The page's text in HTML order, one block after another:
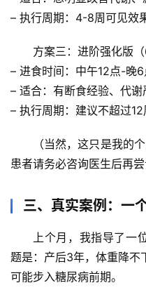
万
人
体
奥
秘
历
案
宙
天
– 执行周期：4-8周可见效
方案三：进阶强化版（
– 进食时间：中午12点-晚6
– 适合：有断食经验、代
– 执行周期：建议不超过
（当然，这只是我的
患者请务必咨询医生后再尝
三、真实案例：一
上个月，我指导了一
题是：产后3年，体重降不
可能步入糖尿病前期。